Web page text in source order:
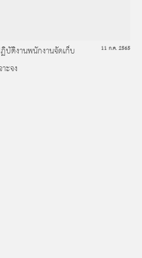
บัติงานพนักงานจัดเก็บ
ะจง
11 ก.ค. 2565